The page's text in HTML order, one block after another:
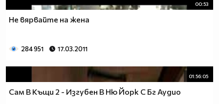
00:53
Не вярвайте на жена
284 951 17.03.2011
01:56:05
Сам В Къщи 2 - Изгубен В Ню Йорк С Бг Аудио